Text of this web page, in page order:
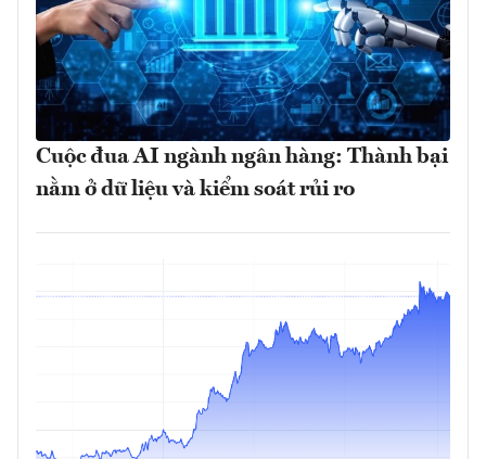
Cuộc đua AI ngành ngân hàng: Thành bại
nằm ở dữ liệu và kiểm soát rủi ro